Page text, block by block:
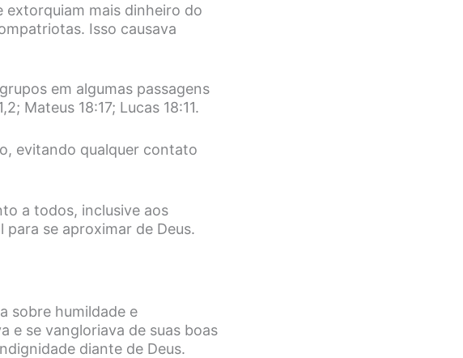
mais dinheiro do
Isso causava
em algumas passagens
Mateus 18:17; Lucas 18:11.
evitando qualquer contato
a todos, inclusive aos
se aproximar de Deus.
sobre humildade e
e se vangloriava de suas boas
diante de Deus.